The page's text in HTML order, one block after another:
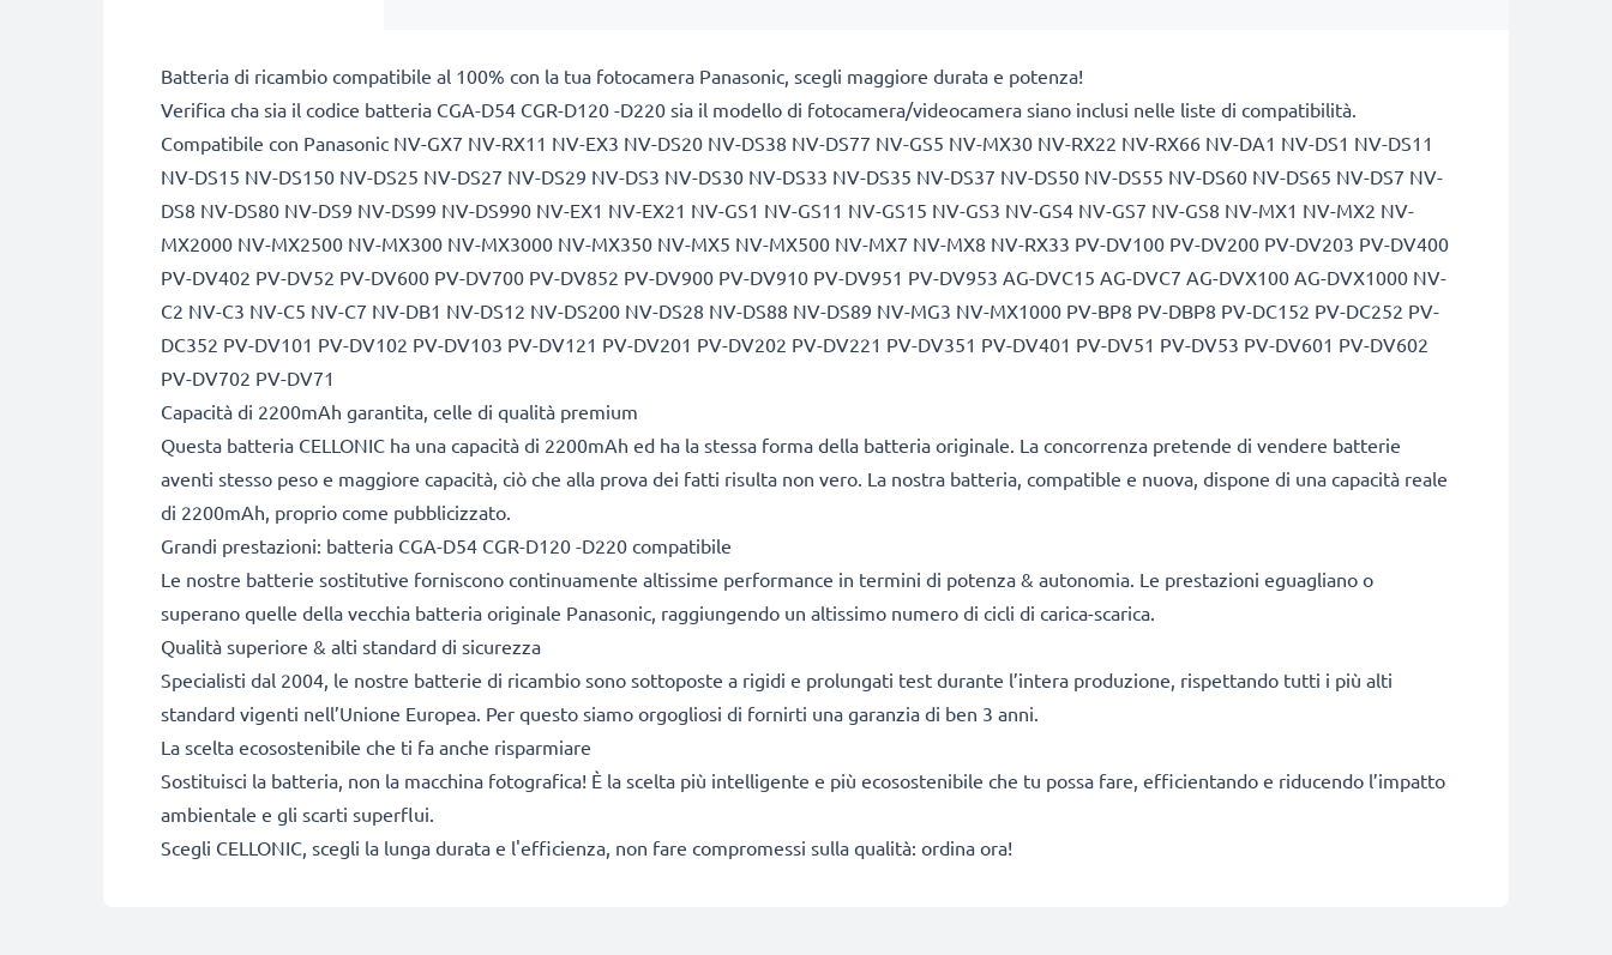
Batteria di ricambio compatibile al 100% con la tua fotocamera Panasonic, scegli maggiore durata e potenza!
Verifica cha sia il codice batteria CGA-D54 CGR-D120 -D220 sia il modello di fotocamera/videocamera siano inclusi nelle liste di compatibilità.
Compatibile con Panasonic NV-GX7 NV-RX11 NV-EX3 NV-DS20 NV-DS38 NV-DS77 NV-GS5 NV-MX30 NV-RX22 NV-RX66 NV-DA1 NV-DS1 NV-DS11
NV-DS15 NV-DS150 NV-DS25 NV-DS27 NV-DS29 NV-DS3 NV-DS30 NV-DS33 NV-DS35 NV-DS37 NV-DS50 NV-DS55 NV-DS60 NV-DS65 NV-DS7 NV-
DS8 NV-DS80 NV-DS9 NV-DS99 NV-DS990 NV-EX1 NV-EX21 NV-GS1 NV-GS11 NV-GS15 NV-GS3 NV-GS4 NV-GS7 NV-GS8 NV-MX1 NV-MX2 NV-
MX2000 NV-MX2500 NV-MX300 NV-MX3000 NV-MX350 NV-MX5 NV-MX500 NV-MX7 NV-MX8 NV-RX33 PV-DV100 PV-DV200 PV-DV203 PV-DV400
PV-DV402 PV-DV52 PV-DV600 PV-DV700 PV-DV852 PV-DV900 PV-DV910 PV-DV951 PV-DV953 AG-DVC15 AG-DVC7 AG-DVX100 AG-DVX1000 NV-
C2 NV-C3 NV-C5 NV-C7 NV-DB1 NV-DS12 NV-DS200 NV-DS28 NV-DS88 NV-DS89 NV-MG3 NV-MX1000 PV-BP8 PV-DBP8 PV-DC152 PV-DC252 PV-
DC352 PV-DV101 PV-DV102 PV-DV103 PV-DV121 PV-DV201 PV-DV202 PV-DV221 PV-DV351 PV-DV401 PV-DV51 PV-DV53 PV-DV601 PV-DV602
PV-DV702 PV-DV71
Capacità di 2200mAh garantita, celle di qualità premium
Questa batteria CELLONIC ha una capacità di 2200mAh ed ha la stessa forma della batteria originale. La concorrenza pretende di vendere batterie
aventi stesso peso e maggiore capacità, ciò che alla prova dei fatti risulta non vero. La nostra batteria, compatible e nuova, dispone di una capacità reale
di 2200mAh, proprio come pubblicizzato.
Grandi prestazioni: batteria CGA-D54 CGR-D120 -D220 compatibile
Le nostre batterie sostitutive forniscono continuamente altissime performance in termini di potenza & autonomia. Le prestazioni eguagliano o
superano quelle della vecchia batteria originale Panasonic, raggiungendo un altissimo numero di cicli di carica-scarica.
Qualità superiore & alti standard di sicurezza
Specialisti dal 2004, le nostre batterie di ricambio sono sottoposte a rigidi e prolungati test durante l’intera produzione, rispettando tutti i più alti
standard vigenti nell’Unione Europea. Per questo siamo orgogliosi di fornirti una garanzia di ben 3 anni.
La scelta ecosostenibile che ti fa anche risparmiare
Sostituisci la batteria, non la macchina fotografica! È la scelta più intelligente e più ecosostenibile che tu possa fare, efficientando e riducendo l’impatto
ambientale e gli scarti superflui.
Scegli CELLONIC, scegli la lunga durata e l'efficienza, non fare compromessi sulla qualità: ordina ora!